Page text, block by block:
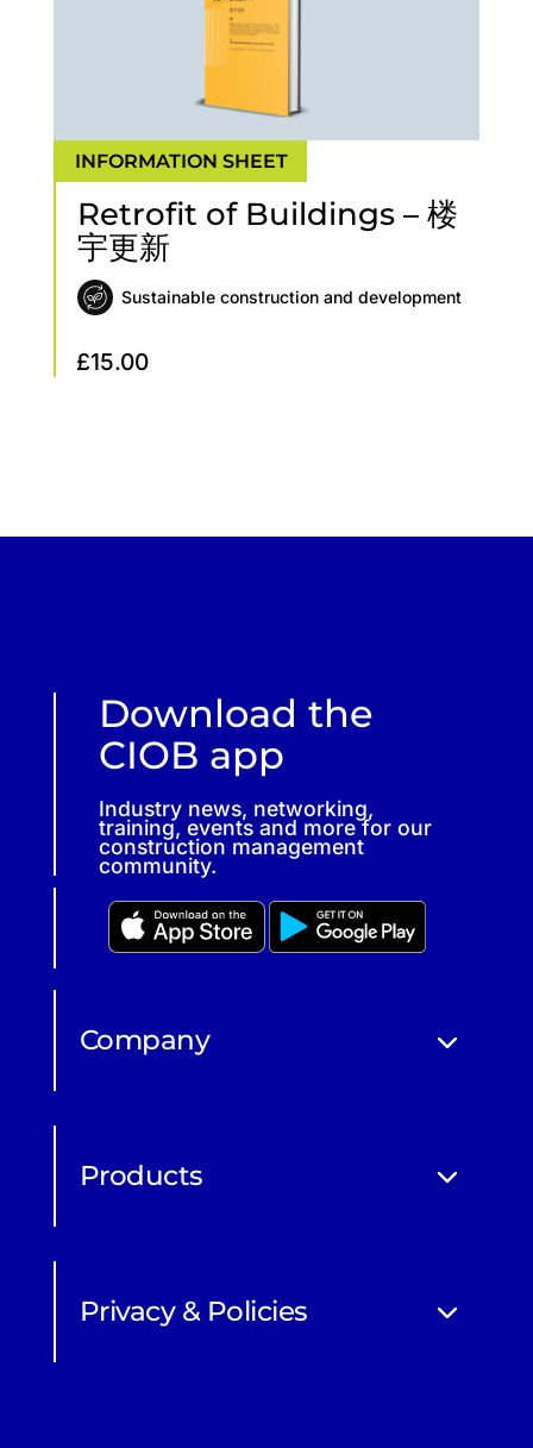
Retrofit of Buildings – 楼
宇更新
Sustainable construction and development
£15.00
Download the
CIOB app
Industry news, networking,
training, events and more for our
construction management
community.
Company
Products
Privacy & Policies